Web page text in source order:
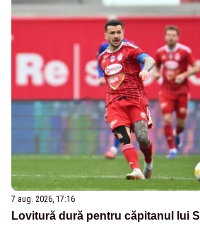
7 aug. 2026, 17:16
Lovitură dură pentru căpitanul lui